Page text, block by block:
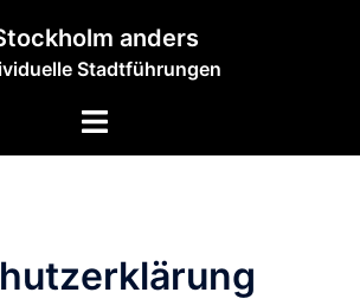
anders
Stadtführungen
Menü